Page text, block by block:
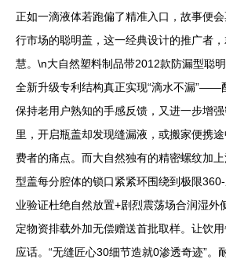
正如一滴液体若跑偏了精准入口，故事便
行市场的聪明盖，这一经典设计的推广者
慧。\n大自然塑料制品带2012款防漏型聪
全新升级专利结构真正实现“滴水不漏”——
保持老用户熟知的手感反馈，又进一步增
里，开启瓶盖却发现缝漏液，或搬家便携
费者的痛点。而大自然独有的精密螺纹加
型盖每分腔体的锁口紧紧环围绕到极限
业验证杜绝自然放置+剧烈震荡场合润湿外
定物资排载外加无偿赠送首批取样。让饮
应话。“无缝匠心30细节造就0渗透奇迹”。